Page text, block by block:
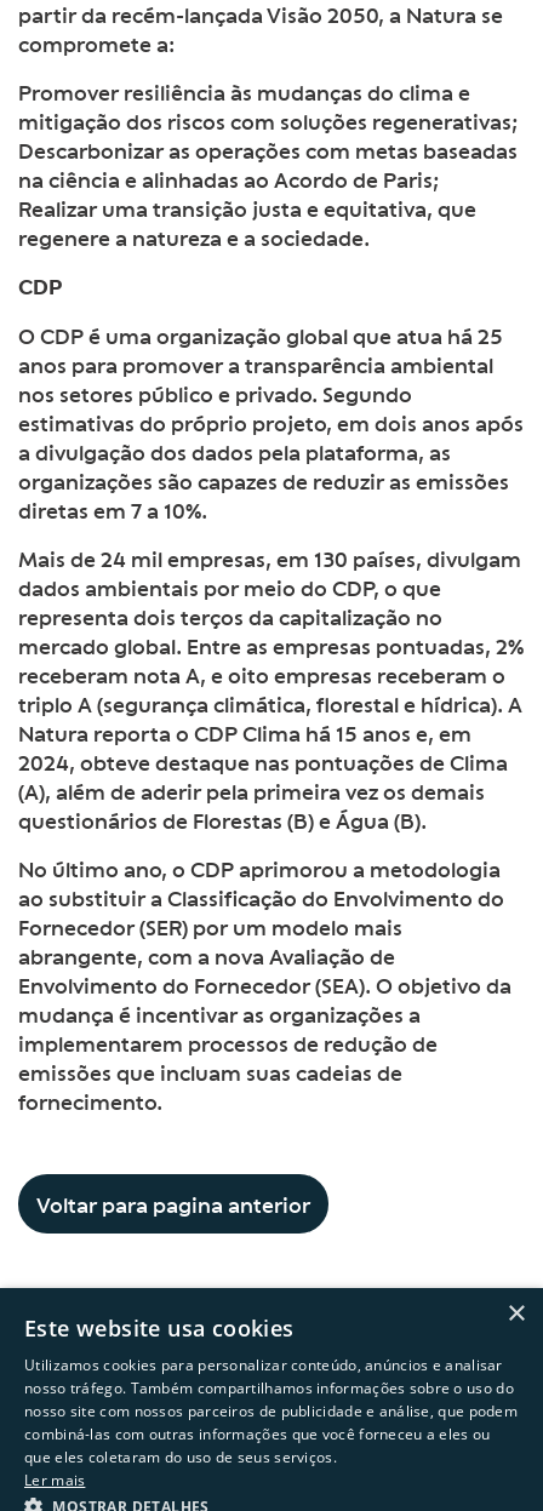
partir da recém-lançada Visão 2050, a Natura se
compromete a:
Promover resiliência às mudanças do clima e
mitigação dos riscos com soluções regenerativas;
Descarbonizar as operações com metas baseadas
na ciência e alinhadas ao Acordo de Paris;
Realizar uma transição justa e equitativa, que
regenere a natureza e a sociedade.
CDP
O CDP é uma organização global que atua há 25
anos para promover a transparência ambiental
nos setores público e privado. Segundo
estimativas do próprio projeto, em dois anos após
a divulgação dos dados pela plataforma, as
organizações são capazes de reduzir as emissões
diretas em 7 a 10%.
Mais de 24 mil empresas, em 130 países, divulgam
dados ambientais por meio do CDP, o que
representa dois terços da capitalização no
mercado global. Entre as empresas pontuadas, 2%
receberam nota A, e oito empresas receberam o
triplo A (segurança climática, florestal e hídrica). A
Natura reporta o CDP Clima há 15 anos e, em
2024, obteve destaque nas pontuações de Clima
(A), além de aderir pela primeira vez os demais
questionários de Florestas (B) e Água (B).
No último ano, o CDP aprimorou a metodologia
ao substituir a Classificação do Envolvimento do
Fornecedor (SER) por um modelo mais
abrangente, com a nova Avaliação de
Envolvimento do Fornecedor (SEA). O objetivo da
mudança é incentivar as organizações a
implementarem processos de redução de
emissões que incluam suas cadeias de
fornecimento.
Voltar para pagina anterior
Copyright © 2026 Natura &Co
×
Este website usa cookies
Utilizamos cookies para personalizar conteúdo, anúncios e analisar
nosso tráfego. Também compartilhamos informações sobre o uso do
nosso site com nossos parceiros de publicidade e análise, que podem
combiná-las com outras informações que você forneceu a eles ou
que eles coletaram do uso de seus serviços.
Ler mais
MOSTRAR DETALHES